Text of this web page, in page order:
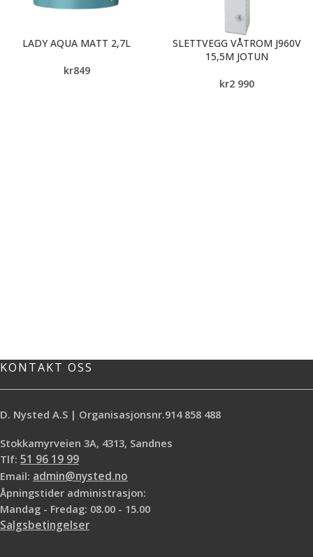
LADY AQUA MATT 2,7L
kr849
SLETTVEGG VÅTROM J960V
15,5M JOTUN
kr2 990
KONTAKT OSS
D. Nysted A.S | Organisasjonsnr.914 858 488
Stokkamyrveien 3A, 4313, Sandnes
Tlf: 51 96 19 99
Email: admin@nysted.no
Åpningstider administrasjon:
Mandag - Fredag: 08.00 - 15.00
Salgsbetingelser